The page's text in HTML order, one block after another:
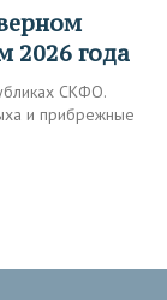
2026 года
СКФО.
и прибрежные